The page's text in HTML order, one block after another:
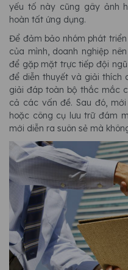
yếu tố này cũng gây ảnh
hoàn tất ứng dụng.
Để đảm bảo nhóm phát
của mình, doanh nghiệp
để gặp mặt trực tiếp đội
để diễn thuyết và giải thích
giải đáp toàn bộ thắc mắc
cả các vấn đề. Sau đó,
hoặc công cụ lưu trữ đám
mới diễn ra suôn sẻ mà